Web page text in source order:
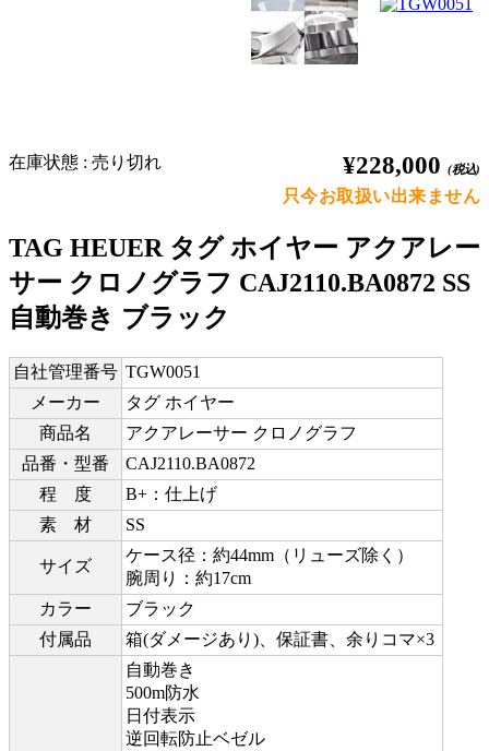
在庫状態 : 売り切れ ¥228,000 (税込)
只今お取扱い出来ません
TAG HEUER タグ ホイヤー アクアレー
サー クロノグラフ CAJ2110.BA0872 SS
自動巻き ブラック
自社管理番号 TGW0051
メーカー
タグ ホイヤー
商品名
アクアレーサー クロノグラフ
品番・型番
CAJ2110.BA0872
程 度
B+：仕上げ
素 材
SS
サイズ
ケース径：約44mm（リューズ除く）
腕周り：約17cm
カラー
ブラック
付属品
箱(ダメージあり)、保証書、余りコマ×3
自動巻き
500m防水
日付表示
逆回転防止ベゼル